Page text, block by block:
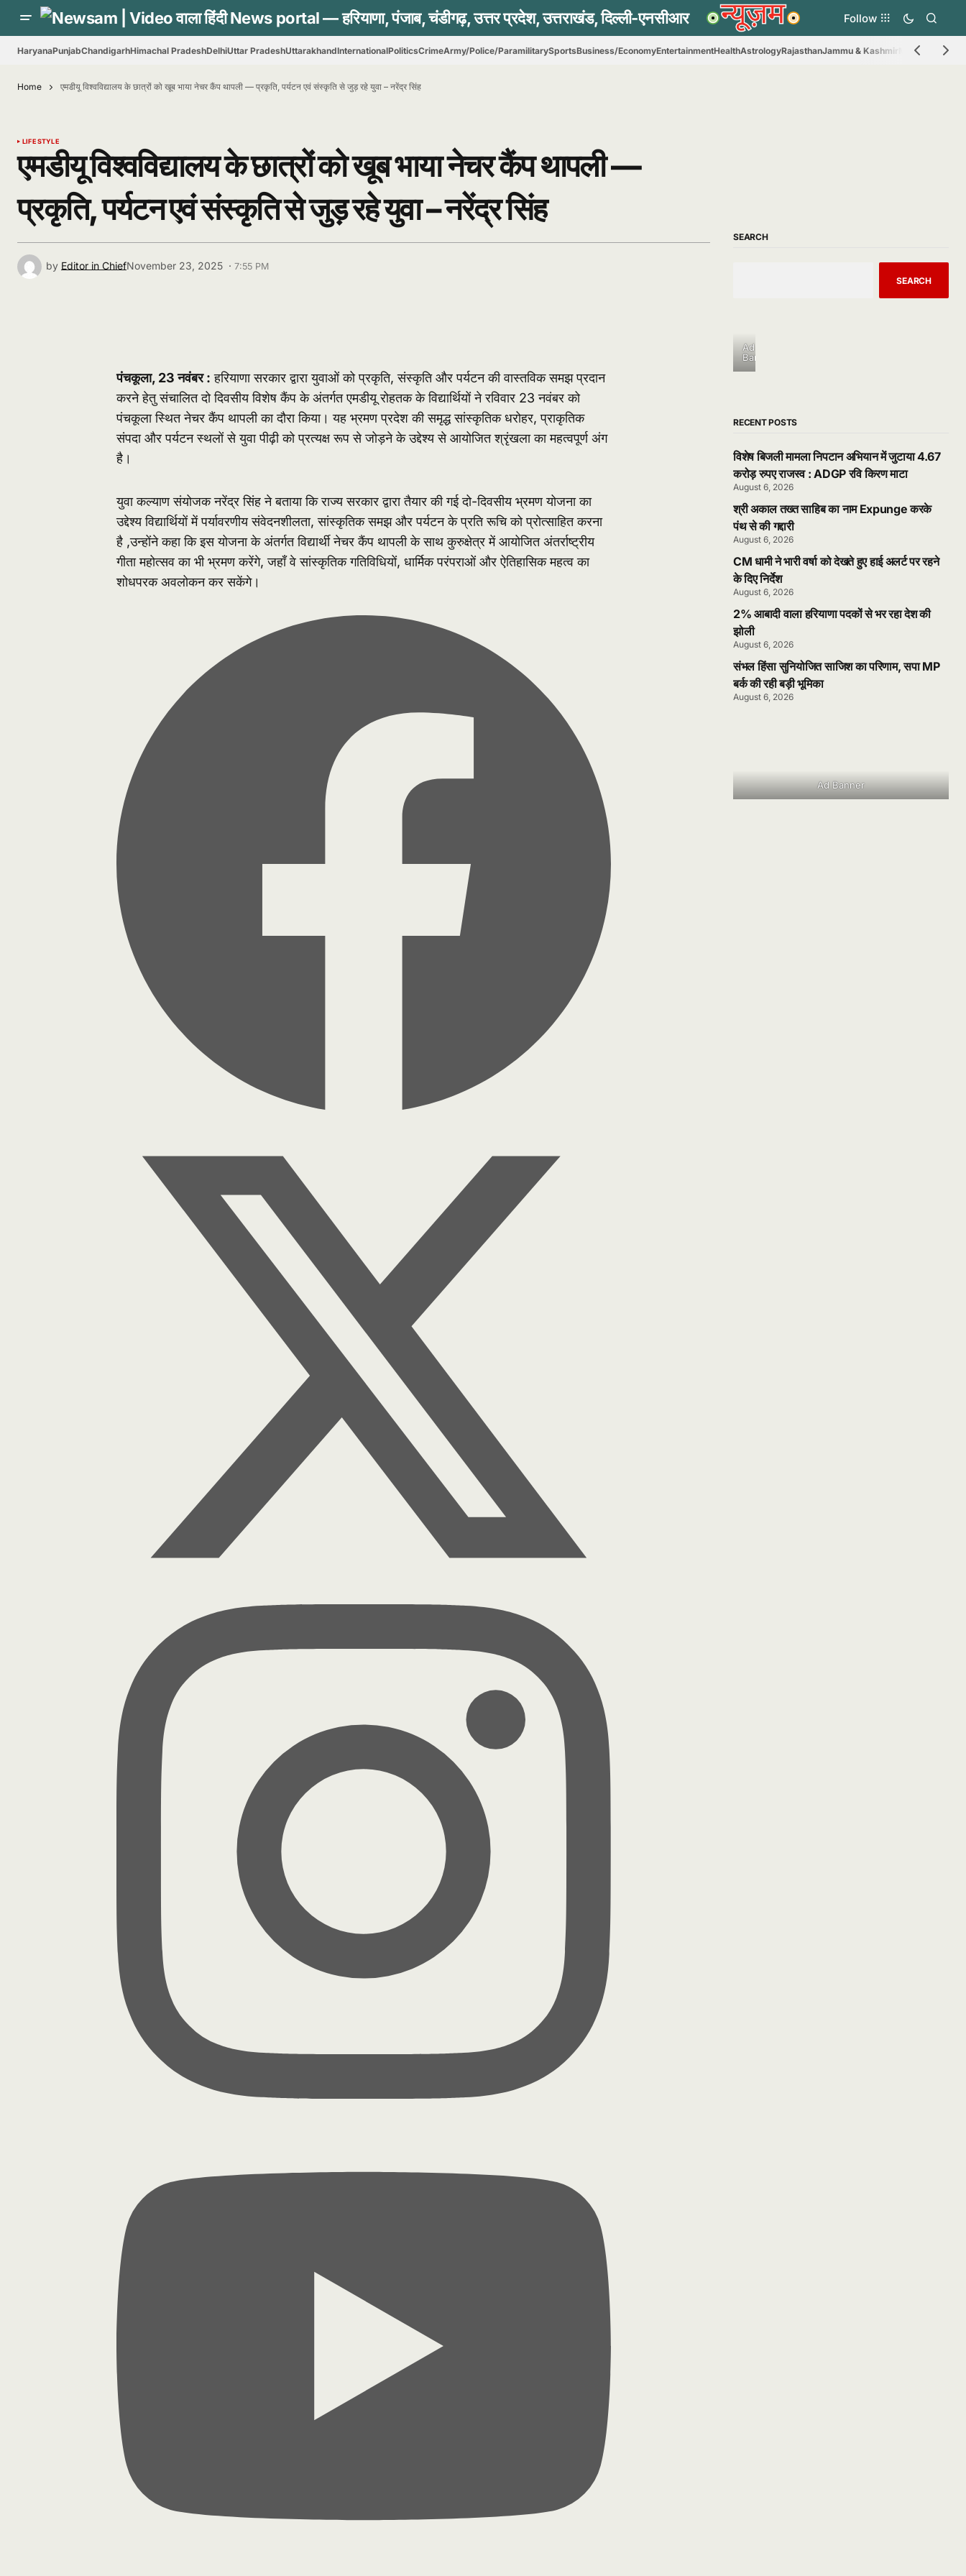
Follow
HaryanaPunjabChandigarhHimachal PradeshDelhiUttar PradeshUttarakhandInternationalPoliticsCrimeArmy/Police/ParamilitarySportsBusiness/EconomyEntertainmentHealthAstrologyRajasthanJammu & Kashmir Madhya
Home एमडीयू विश्वविद्यालय के छात्रों को खूब भाया नेचर कैंप थापली — प्रकृति, पर्यटन एवं संस्कृति से जुड़ रहे युवा – नरेंद्र सिंह
LIFE STYLE
एमडीयू विश्वविद्यालय के छात्रों को खूब भाया नेचर कैंप थापली —
प्रकृति, पर्यटन एवं संस्कृति से जुड़ रहे युवा – नरेंद्र सिंह
by Editor in ChiefNovember 23, 2025 · 7:55 PM
पंचकूला, 23 नवंबर : हरियाणा सरकार द्वारा युवाओं को प्रकृति, संस्कृति और पर्यटन की वास्तविक समझ प्रदान
करने हेतु संचालित दो दिवसीय विशेष कैंप के अंतर्गत एमडीयू रोहतक के विद्यार्थियों ने रविवार 23 नवंबर को
पंचकूला स्थित नेचर कैंप थापली का दौरा किया। यह भ्रमण प्रदेश की समृद्ध सांस्कृतिक धरोहर, प्राकृतिक
संपदा और पर्यटन स्थलों से युवा पीढ़ी को प्रत्यक्ष रूप से जोड़ने के उद्देश्य से आयोजित श्रृंखला का महत्वपूर्ण अंग
है।
युवा कल्याण संयोजक नरेंद्र सिंह ने बताया कि राज्य सरकार द्वारा तैयार की गई दो-दिवसीय भ्रमण योजना का
उद्देश्य विद्यार्थियों में पर्यावरणीय संवेदनशीलता, सांस्कृतिक समझ और पर्यटन के प्रति रूचि को प्रोत्साहित करना
है ,उन्होंने कहा कि इस योजना के अंतर्गत विद्यार्थी नेचर कैंप थापली के साथ कुरुक्षेत्र में आयोजित अंतर्राष्ट्रीय
गीता महोत्सव का भी भ्रमण करेंगे, जहाँ वे सांस्कृतिक गतिविधियों, धार्मिक परंपराओं और ऐतिहासिक महत्व का
शोधपरक अवलोकन कर सकेंगे।
SEARCH
SEARCH
Ad
Banner
RECENT POSTS
विशेष बिजली मामला निपटान अभियान में जुटाया 4.67
करोड़ रुपए राजस्व : ADGP रवि किरण माटा
August 6, 2026
श्री अकाल तख्त साहिब का नाम Expunge करके
पंथ से की गद्दारी
August 6, 2026
CM धामी ने भारी वर्षा को देखते हुए हाई अलर्ट पर रहने
के दिए निर्देश
August 6, 2026
2% आबादी वाला हरियाणा पदकों से भर रहा देश की
झोली
August 6, 2026
संभल हिंसा सुनियोजित साजिश का परिणाम, सपा MP
बर्क की रही बड़ी भूमिका
August 6, 2026
Ad Banner